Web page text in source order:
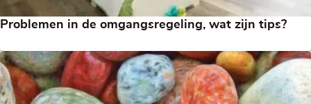
Problemen in de omgangsregeling, wat zijn tips?